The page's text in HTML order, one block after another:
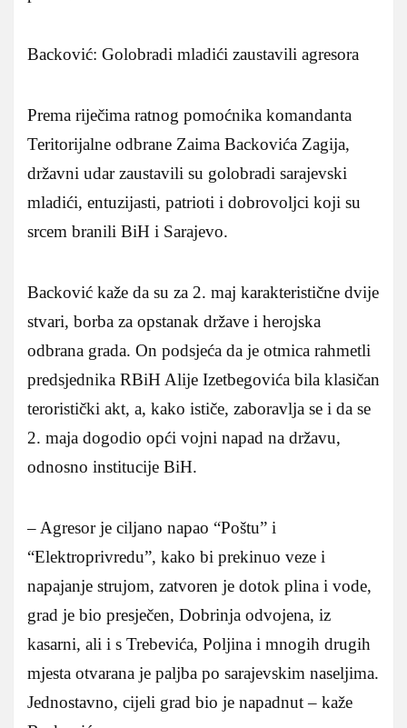
Backović: Golobradi mladići zaustavili agresora
Prema riječima ratnog pomoćnika komandanta
Teritorijalne odbrane Zaima Backovića Zagija,
državni udar zaustavili su golobradi sarajevski
mladići, entuzijasti, patrioti i dobrovoljci koji su
srcem branili BiH i Sarajevo.
Backović kaže da su za 2. maj karakteristične dvije
stvari, borba za opstanak države i herojska
odbrana grada. On podsjeća da je otmica rahmetli
predsjednika RBiH Alije Izetbegovića bila klasičan
teroristički akt, a, kako ističe, zaboravlja se i da se
2. maja dogodio opći vojni napad na državu,
odnosno institucije BiH.
– Agresor je ciljano napao “Poštu” i
“Elektroprivredu”, kako bi prekinuo veze i
napajanje strujom, zatvoren je dotok plina i vode,
grad je bio presječen, Dobrinja odvojena, iz
kasarni, ali i s Trebevića, Poljina i mnogih drugih
mjesta otvarana je paljba po sarajevskim naseljima.
Jednostavno, cijeli grad bio je napadnut – kaže